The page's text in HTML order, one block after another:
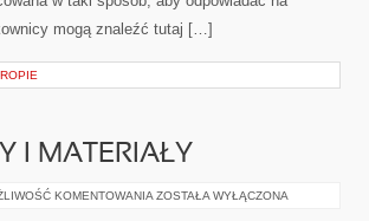
mogą znaleźć tutaj […]
I MATERIAŁY
KOMENTOWANIA INNOWACYJNE
ZOSTAŁA WYŁĄCZONA